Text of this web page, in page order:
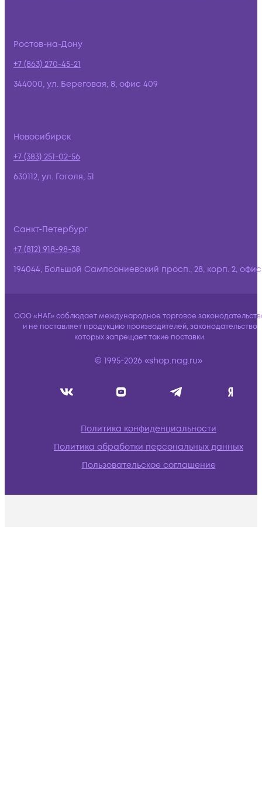
Ростов-на-Дону
+7 (863) 270-45-21
344000, ул. Береговая, 8, офис 409
Новосибирск
+7 (383) 251-02-56
630112, ул. Гоголя, 51
Санкт-Петербург
+7 (812) 918-98-38
194044, Большой Сампсониевский просп., 28, корп. 2,
ООО «НАГ» соблюдает международное торговое
и не поставляет продукцию производителей, законодательство
которых запрещает такие поставки.
© 1995-2026 «shop.nag.ru»
Политика конфиденциальности
Политика обработки персональных данных
Пользовательское соглашение